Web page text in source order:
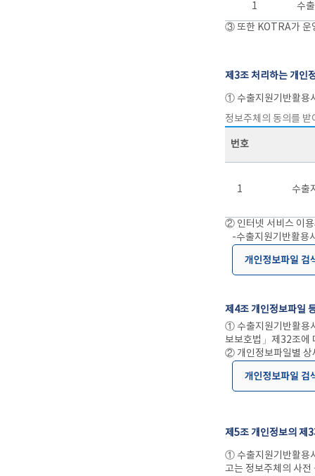
1
수
③ 또한 KOTRA가 운
제3조 처리하는 개인
① 수출지원기반활용
정보주체의 동의를
번호
1 수출
② 인터넷 서비스 이용
-수출지원기반활용
제4조 개인정보파일
① 수출지원기반활용
보보호법」제32조에
② 개인정보파일별 상
제5조 개인정보의 제
① 수출지원기반활용
고는 정보주체의 사